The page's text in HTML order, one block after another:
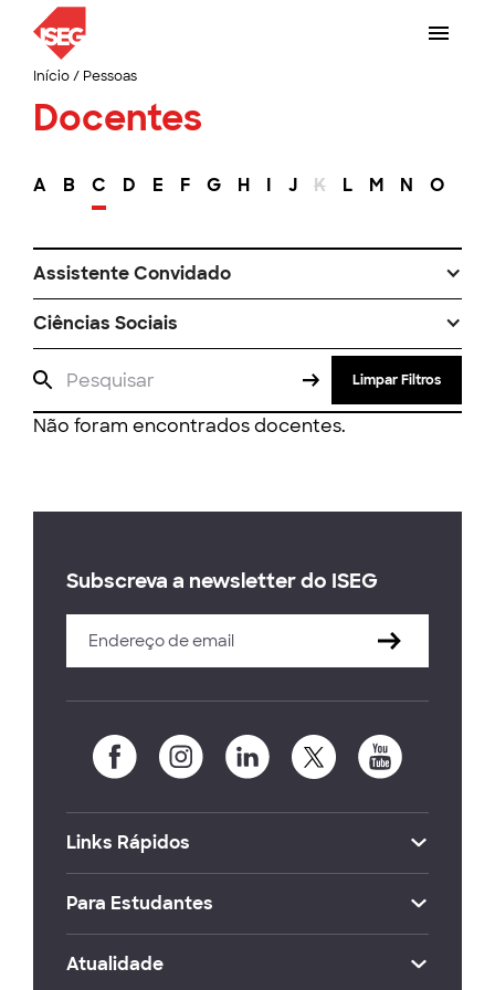
Início/ Pessoas
Docentes
A B C D E F G H I J K L M N O
Assistente Convidado
Ciências Sociais
Limpar Filtros
Não foram encontrados docentes.
Subscreva a newsletter do ISEG
Links Rápidos
Para Estudantes
Atualidade